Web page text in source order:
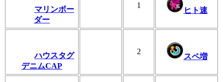
マリンボー
ダー
1
ヒト速
ハウスタグ
デニムCAP
2
スペ増